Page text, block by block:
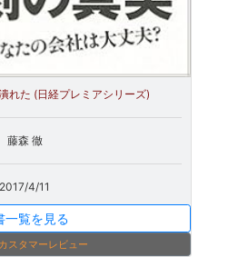
れた (日経プレミアシリーズ)
藤森 徹
2017/4/11
一覧を見る
スタマーレビュー